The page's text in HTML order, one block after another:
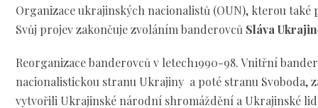
Organizace ukrajinských nacionalistů (OUN), kterou také
Svůj projev zakončuje zvoláním banderovců Sláva
Reorganizace banderovců v letech1990-98. Vnitřní
nacionalistickou stranu Ukrajiny a poté stranu Svoboda,
vytvořili Ukrajinské národní shromáždění a Ukrajinské